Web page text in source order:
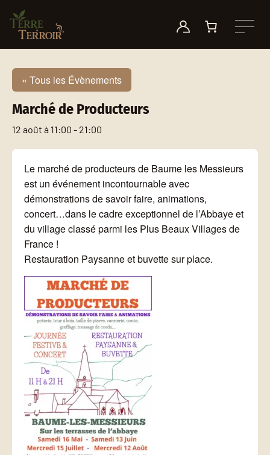
« Tous les Évènements
Marché de Producteurs
12 août à 11:00 - 21:00
Le marché de producteurs de Baume les Messieurs
est un événement incontournable avec
démonstrations de savoir faire, animations,
concert…dans le cadre exceptionnel de l’Abbaye et
du village classé parmi les Plus Beaux Villages de
France !
Restauration Paysanne et buvette sur place.
Longoulet
Autres produits
Petite histoire des plantes à fumer
Quel consommateur êtes-vous ?
On parle de nous !
Nos fournisseurs
Événements
Nous contacter